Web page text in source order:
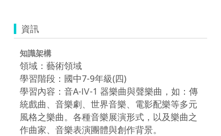
資訊
知識架構
領域：藝術領域
學習階段：國中7-9年級(四)
學習內容：音A-Ⅳ-1 器樂曲與聲樂曲，如：傳
統戲曲、音樂劇、世界音樂、電影配樂等多元
風格之樂曲。各種音樂展演形式，以及樂曲之
作曲家、音樂表演團體與創作背景。